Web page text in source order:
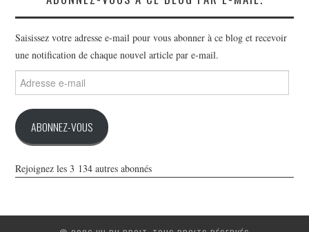
Saisissez votre adresse e-mail pour vous abonner à ce blog et recevoir
une notification de chaque nouvel article par e-mail.
Adresse
e-
ABONNEZ-VOUS
Rejoignez les 3 134 autres abonnés